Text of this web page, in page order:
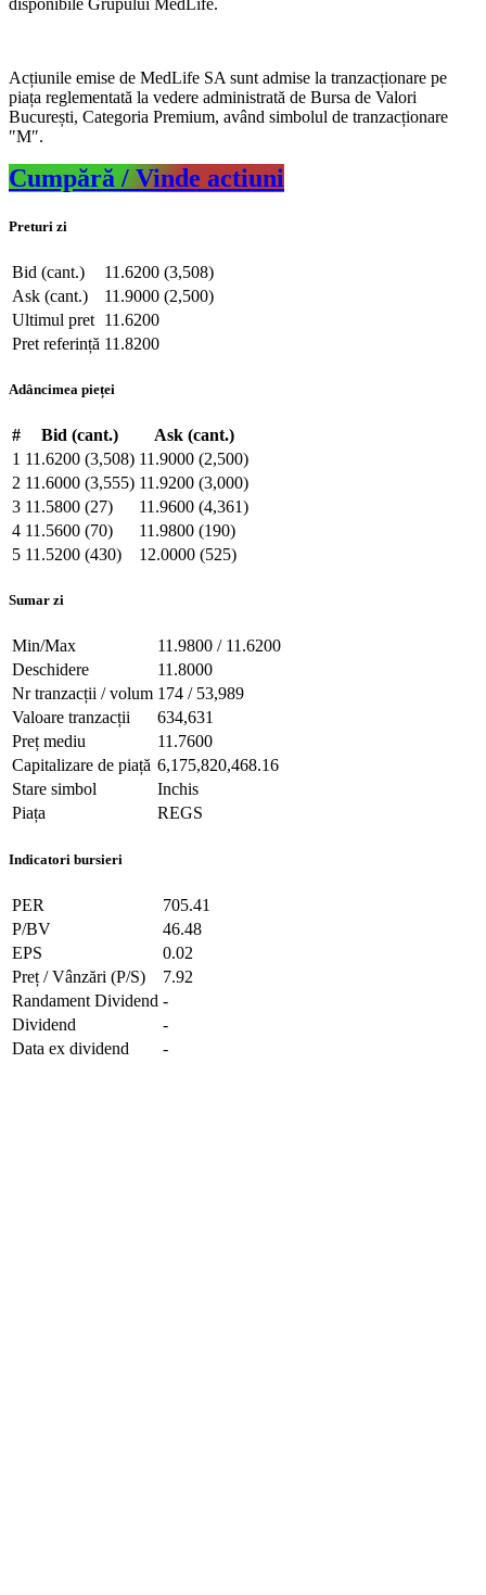
disponibile Grupului MedLife.
Acțiunile emise de MedLife SA sunt admise la tranzacționare pe
piața reglementată la vedere administrată de Bursa de Valori
București, Categoria Premium, având simbolul de tranzacționare
″M″.
Cumpără / Vinde actiuni
Preturi zi
Bid (cant.)
11.6200 (3,508)
Ask (cant.)
11.9000 (2,500)
Ultimul pret 11.6200
Pret referință 11.8200
Adâncimea pieței
# Bid (cant.)
Ask (cant.)
1 11.6200 (3,508) 11.9000 (2,500)
2 11.6000 (3,555) 11.9200 (3,000)
3 11.5800 (27)
11.9600 (4,361)
4 11.5600 (70)
11.9800 (190)
5 11.5200 (430) 12.0000 (525)
Sumar zi
Min/Max
11.9800 / 11.6200
Deschidere
11.8000
Nr tranzacții / volum 174 / 53,989
Valoare tranzacții
634,631
Preț mediu
11.7600
Capitalizare de piață 6,175,820,468.16
Stare simbol
Inchis
Piața
REGS
Indicatori bursieri
PER
705.41
P/BV
46.48
EPS
0.02
Preț / Vânzări (P/S)
7.92
Randament Dividend -
Dividend
-
Data ex dividend
-